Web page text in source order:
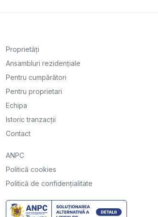
Proprietăți
Ansambluri rezidențiale
Pentru cumpărători
Pentru proprietari
Echipa
Istoric tranzacții
Contact
ANPC
Politică cookies
Politică de confidențialitate